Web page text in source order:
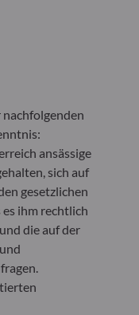
für die
Depot
mindern.
von
ist ein
das
besser
keine
auf
nachfolgenden
ansässige
sich auf
gesetzlichen
es ihm rechtlich
die auf der